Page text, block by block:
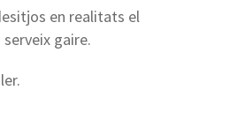
en realitats el
serveix gaire.